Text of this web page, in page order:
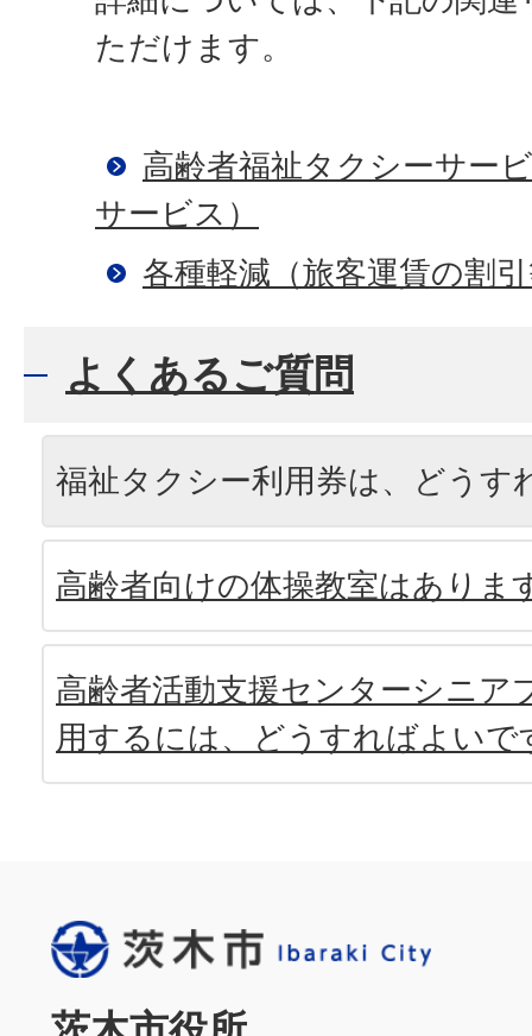
ただけます。
高齢者福祉タクシーサー
サービス）
各種軽減（旅客運賃の割
よくあるご質問
福祉タクシー利用券は、どうす
高齢者向けの体操教室はありま
高齢者活動支援センターシニア
用するには、どうすればよいで